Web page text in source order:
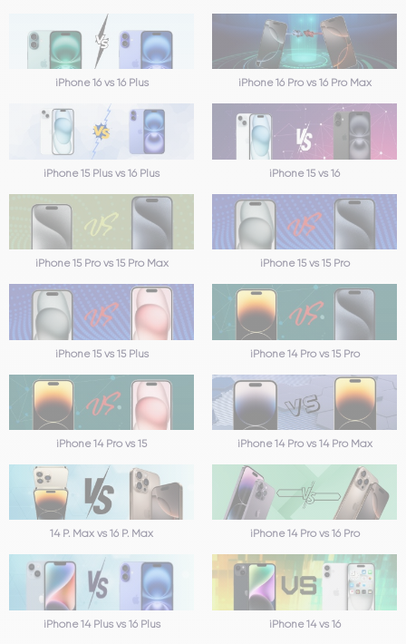
iPhone 16 vs 16 Plus iPhone 16 Pro vs 16 Pro Max
iPhone 15 Plus vs 16 Plus iPhone 15 vs 16
iPhone 15 Pro vs 15 Pro Max iPhone 15 vs 15 Pro
iPhone 15 vs 15 Plus iPhone 14 Pro vs 15 Pro
iPhone 14 Pro vs 15 iPhone 14 Pro vs 14 Pro Max
14 P. Max vs 16 P. Max iPhone 14 Pro vs 16 Pro
iPhone 14 Plus vs 16 Plus iPhone 14 vs 16